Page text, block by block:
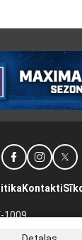
1009
Kontakti